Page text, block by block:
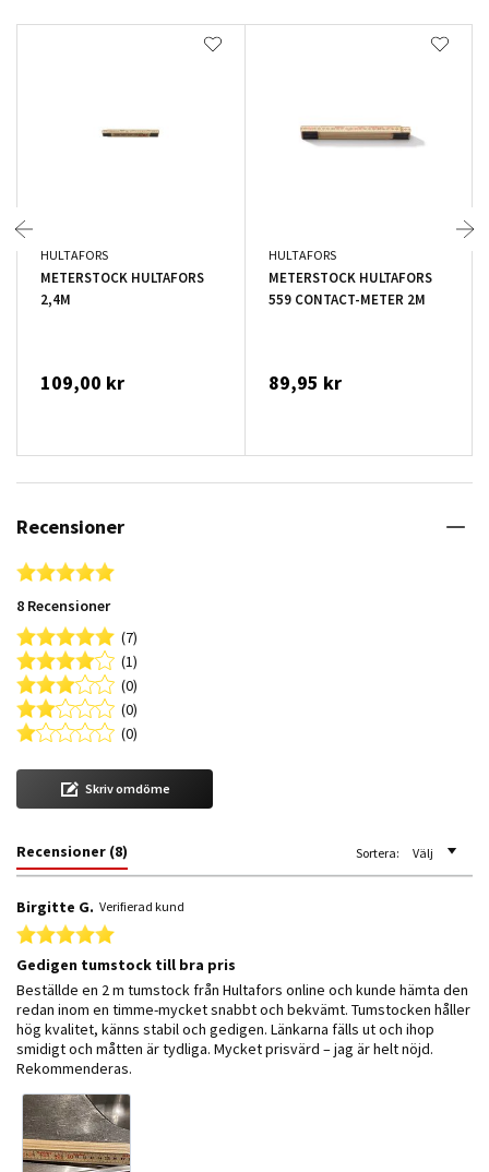
HULTAFORS
METERSTOCK HULTAFORS
2,4M
109,00 kr
HULTAFORS
METERSTOCK HULTAFORS
559 CONTACT-METER 2M
89,95 kr
Recensioner
4.9 star rating
8 Recensioner
(7)
(1)
(0)
(0)
(0)
Skriv omdöme
Recensioner (8) Sortera: Välj
Birgitte G. Verifierad kund
5.0 star rating
Gedigen tumstock till bra pris
Review by Birgitte G. on 28 Oct 2025
review stating Gedigen tumstock till bra pris
Beställde en 2 m tumstock från Hultafors online och kunde hämta den
redan inom en timme-mycket snabbt och bekvämt. Tumstocken håller
hög kvalitet, känns stabil och gedigen. Länkarna fälls ut och ihop
smidigt och måtten är tydliga. Mycket prisvärd – jag är helt nöjd.
Rekommenderas.